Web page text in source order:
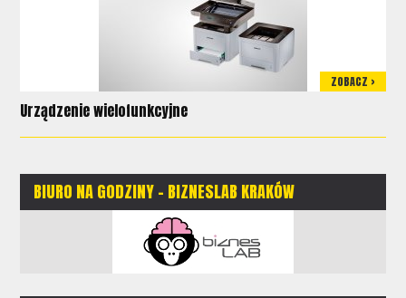
ZOBACZ >
Urządzenie wielofunkcyjne
BIURO NA GODZINY - BIZNESLAB KRAKÓW